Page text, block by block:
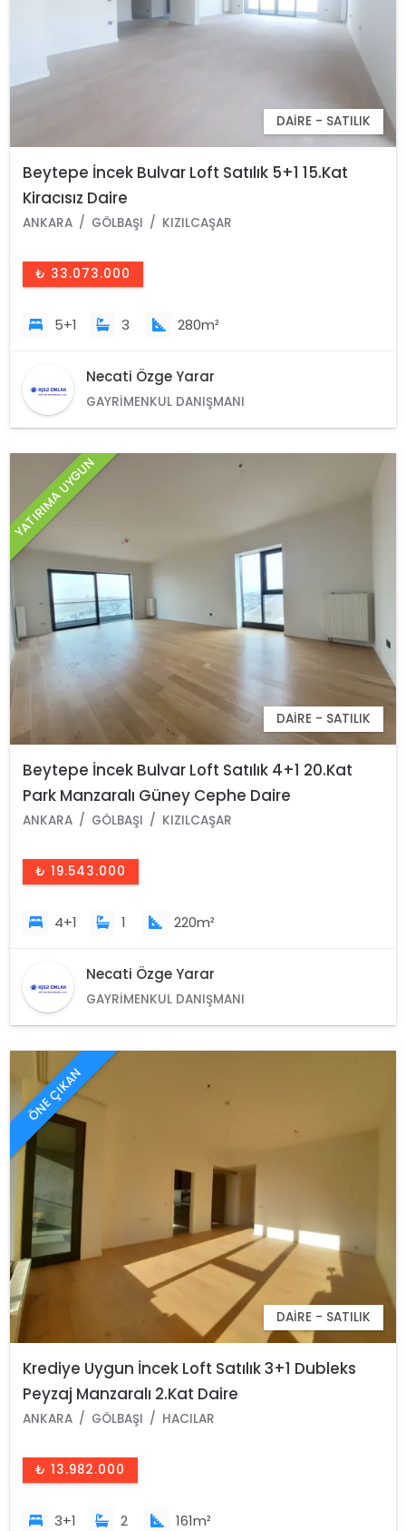
DAIRE - SATILIK
Beytepe İncek Bulvar Loft Satılık 5+1 15.Kat
Kiracısız Daire
ANKARA GÖLBAŞI KIZILCAŞAR
₺ 33.073.000
5+1 3 280m²
Necati Özge Yarar
GAYRIMENKUL DANIŞMANI
YATIRIMA UYGUN
DAIRE - SATILIK
Beytepe İncek Bulvar Loft Satılık 4+1 20.Kat
Park Manzaralı Güney Cephe Daire
ANKARA GÖLBAŞI KIZILCAŞAR
₺ 19.543.000
4+1 1 220m²
Necati Özge Yarar
GAYRIMENKUL DANIŞMANI
ÖNE ÇIKAN
DAIRE - SATILIK
Krediye Uygun İncek Loft Satılık 3+1 Dubleks
Peyzaj Manzaralı 2.Kat Daire
ANKARA GÖLBAŞI HACILAR
₺ 13.982.000
3+1 2 161m²